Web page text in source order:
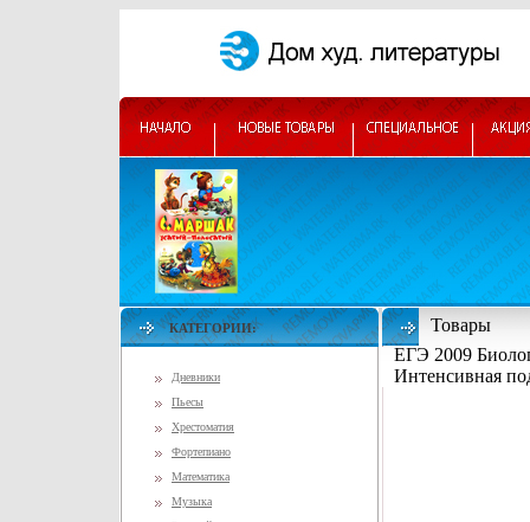
КАТЕГОРИИ:
Дневники
Пьесы
Хрестоматия
Фортепиано
Математика
Музыка
Товары
ЕГЭ 2009
Интенсивная